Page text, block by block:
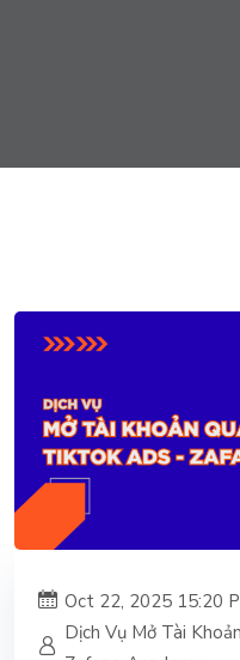
Oct 22, 2025 15:20
Dịch Vụ Mở Tài